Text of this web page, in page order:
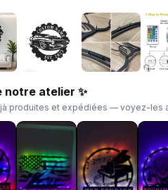
notre atelier ✨
produites et expédiées — voyez-les